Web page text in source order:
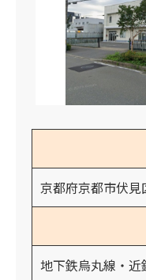
京都府京都市伏
地下鉄烏丸線・